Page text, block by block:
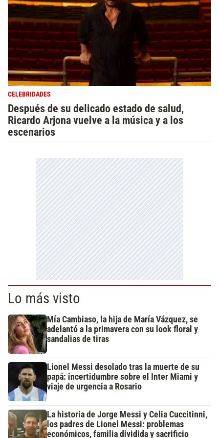
CELEBRIDADES
Después de su delicado estado de salud,
Ricardo Arjona vuelve a la música y a los
escenarios
Lo más visto
Mía Cambiaso, la hija de María Vázquez, se
adelantó a la primavera con su look floral y
sandalias de tiras
Lionel Messi desolado tras la muerte de su
papá: incertidumbre sobre el Inter Miami y
viaje de urgencia a Rosario
La historia de Jorge Messi y Celia Cuccitinni,
los padres de Lionel Messi: problemas
económicos, familia dividida y sacrificio